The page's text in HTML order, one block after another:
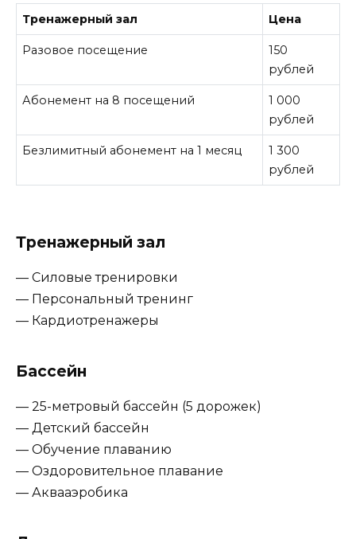
Тренажерный зал Цена
Разовое посещение
150
рублей
Абонемент на 8 посещений
1 000
рублей
Безлимитный абонемент на 1 месяц
1 300
рублей
Тренажерный зал
— Силовые тренировки
— Персональный тренинг
— Кардиотренажеры
Бассейн
— 25-метровый бассейн (5 дорожек)
— Детский бассейн
— Обучение плаванию
— Оздоровительное плавание
— Аквааэробика